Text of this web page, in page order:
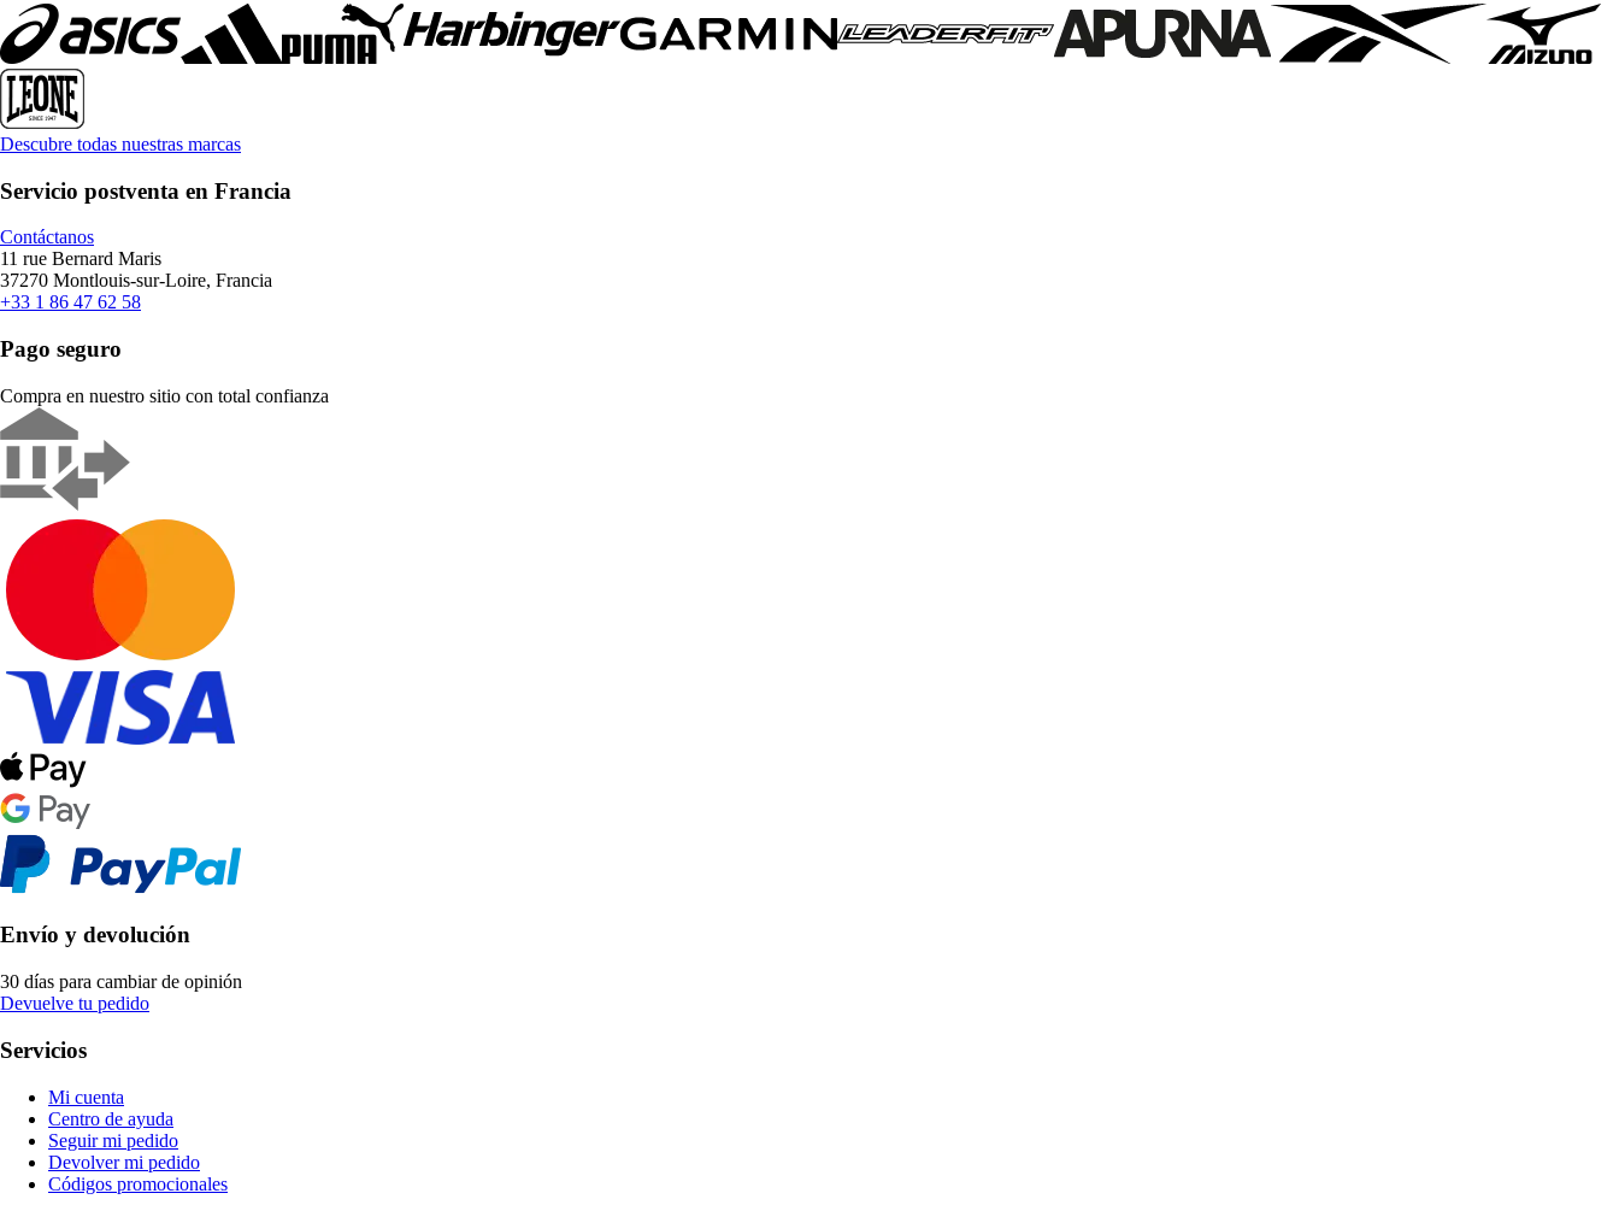
Descubre todas nuestras marcas
Servicio postventa en Francia
Contáctanos
11 rue Bernard Maris
37270 Montlouis-sur-Loire, Francia
+33 1 86 47 62 58
Pago seguro
Compra en nuestro sitio con total confianza
Envío y devolución
30 días para cambiar de opinión
Devuelve tu pedido
Servicios
Mi cuenta
Centro de ayuda
Seguir mi pedido
Devolver mi pedido
Códigos promocionales